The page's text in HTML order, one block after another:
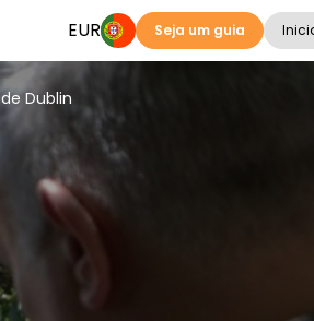
EUR Seja um guia
Dublin